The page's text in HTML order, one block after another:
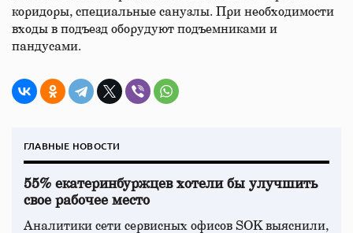
коридоры, специальные санузлы. При необходимости
входы в подъезд оборудуют подъемниками и
пандусами.
ГЛАВНЫЕ НОВОСТИ
55% екатеринбуржцев хотели бы улучшить
свое рабочее место
Аналитики сети сервисных офисов SOK выяснили,